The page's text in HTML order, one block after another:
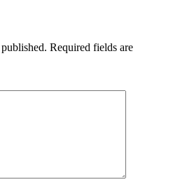
Required fields are